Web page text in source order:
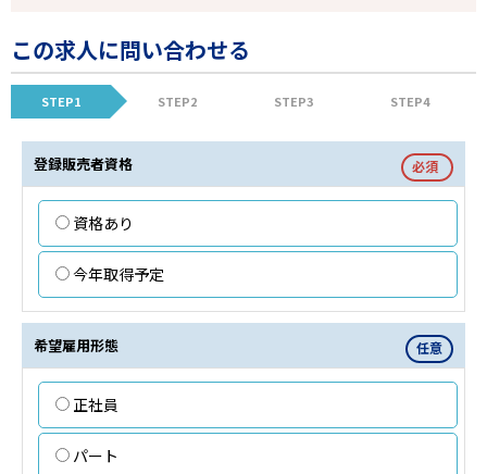
この求人に問い合わせる
STEP1 STEP2 STEP3 STEP4
登録販売者資格 必須
資格あり
今年取得予定
希望雇用形態 任意
正社員
パート